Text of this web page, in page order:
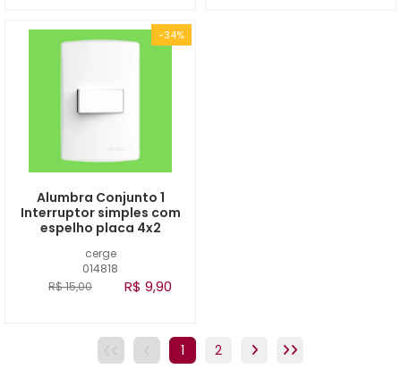
-34%
cerge
014818
Alumbra Conjunto 1
Interruptor simples com
espelho placa 4x2
R$ 15,00 R$ 9,90
1 2